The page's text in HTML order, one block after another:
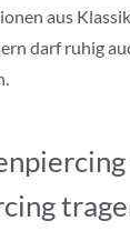
aus
darf ruhig